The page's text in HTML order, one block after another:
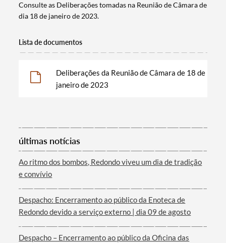
Termo de Pesquisa
Consulte as Deliberações tomadas na Reunião de Câmara de
dia 18 de janeiro de 2023.
Lista de documentos
Deliberações da Reunião de Câmara de 18 de
janeiro de 2023
últimas notícias
Ao ritmo dos bombos, Redondo viveu um dia de tradição
e convívio
Despacho: Encerramento ao público da Enoteca de
Redondo devido a serviço externo | dia 09 de agosto
Despacho – Encerramento ao público da Oficina das